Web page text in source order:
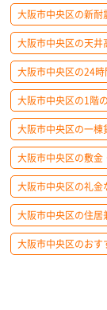
大阪市中央区の新耐
大阪市中央区の天
大阪市中央区の24
大阪市中央区の1階
大阪市中央区の一棟
大阪市中央区の敷
大阪市中央区の礼金
大阪市中央区の住居
大阪市中央区のおす